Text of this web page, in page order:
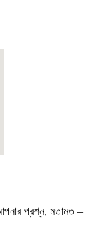
প্রশ্ন, মতামত –